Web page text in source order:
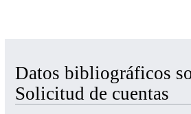
Datos bibliográficos
Solicitud de cuentas